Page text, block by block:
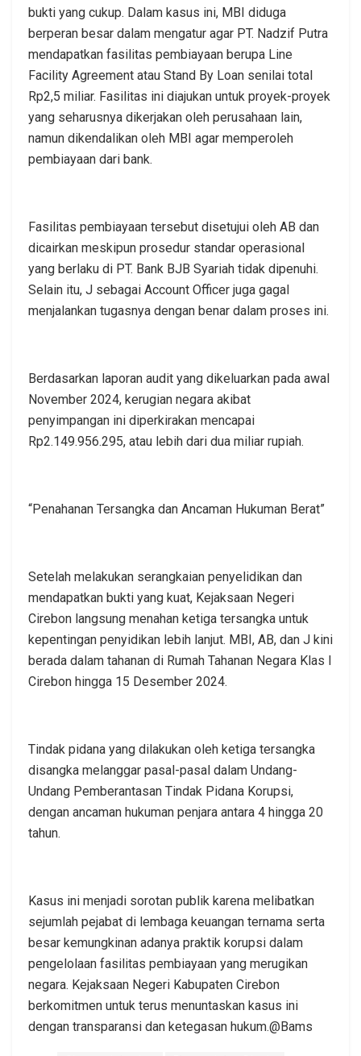
bukti yang cukup. Dalam kasus ini, MBI diduga
berperan besar dalam mengatur agar PT. Nadzif Putra
mendapatkan fasilitas pembiayaan berupa Line
Facility Agreement atau Stand By Loan senilai total
Rp2,5 miliar. Fasilitas ini diajukan untuk proyek-proyek
yang seharusnya dikerjakan oleh perusahaan lain,
namun dikendalikan oleh MBI agar memperoleh
pembiayaan dari bank.
Fasilitas pembiayaan tersebut disetujui oleh AB dan
dicairkan meskipun prosedur standar operasional
yang berlaku di PT. Bank BJB Syariah tidak dipenuhi.
Selain itu, J sebagai Account Officer juga gagal
menjalankan tugasnya dengan benar dalam proses ini.
Berdasarkan laporan audit yang dikeluarkan pada awal
November 2024, kerugian negara akibat
penyimpangan ini diperkirakan mencapai
Rp2.149.956.295, atau lebih dari dua miliar rupiah.
“Penahanan Tersangka dan Ancaman Hukuman Berat”
Setelah melakukan serangkaian penyelidikan dan
mendapatkan bukti yang kuat, Kejaksaan Negeri
Cirebon langsung menahan ketiga tersangka untuk
kepentingan penyidikan lebih lanjut. MBI, AB, dan J kini
berada dalam tahanan di Rumah Tahanan Negara Klas I
Cirebon hingga 15 Desember 2024.
Tindak pidana yang dilakukan oleh ketiga tersangka
disangka melanggar pasal-pasal dalam Undang-
Undang Pemberantasan Tindak Pidana Korupsi,
dengan ancaman hukuman penjara antara 4 hingga 20
tahun.
Kasus ini menjadi sorotan publik karena melibatkan
sejumlah pejabat di lembaga keuangan ternama serta
besar kemungkinan adanya praktik korupsi dalam
pengelolaan fasilitas pembiayaan yang merugikan
negara. Kejaksaan Negeri Kabupaten Cirebon
berkomitmen untuk terus menuntaskan kasus ini
dengan transparansi dan ketegasan hukum.@Bams